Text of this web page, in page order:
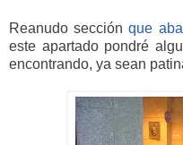
Reanudo secciónque
este apartado pondré
encontrando, ya sean